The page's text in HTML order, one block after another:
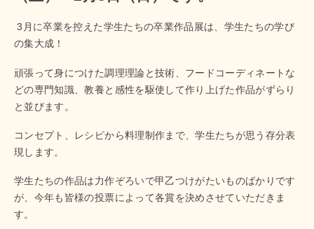
3月に卒業を控えた学生たちの卒業作品展は、学生たちの学び
の集大成！
頑張って身につけた調理理論と技術、フードコーディネートな
どの専門知識、教養と感性を駆使して作り上げた作品がずらり
と並びます。
コンセプト、レシピから料理制作まで、学生たちが思う存分表
現します。
学生たちの作品は力作ぞろいで甲乙つけがたいものばかりです
が、今年も皆様の投票によって各賞を決めさせていただきま
す。